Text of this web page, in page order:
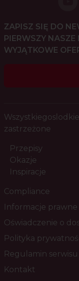
ZAPISZ SIĘ DO
PIERWSZY
WYJĄTKOWE
zastrzeżone
Przepisy
Okazje
Inspiracje
Compliance
Informacje prawne
Oświadczenie o
Polityka
Regulamin serwisu
Kontakt